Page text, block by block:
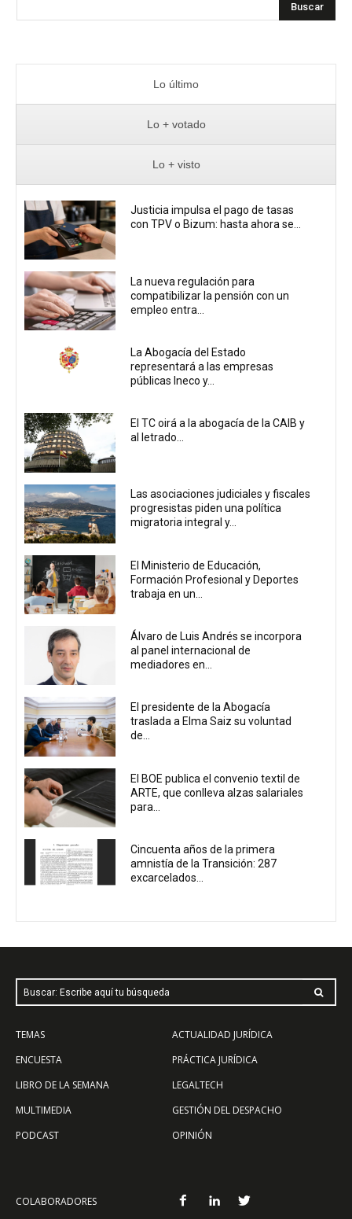
Buscar
Lo último
Lo + votado
Lo + visto
Justicia impulsa el pago de tasas
con TPV o Bizum: hasta ahora se...
La nueva regulación para
compatibilizar la pensión con un
empleo entra...
La Abogacía del Estado
representará a las empresas
públicas Ineco y...
El TC oirá a la abogacía de la CAIB y
al letrado...
Las asociaciones judiciales y fiscales
progresistas piden una política
migratoria integral y...
El Ministerio de Educación,
Formación Profesional y Deportes
trabaja en un...
Álvaro de Luis Andrés se incorpora
al panel internacional de
mediadores en...
El presidente de la Abogacía
traslada a Elma Saiz su voluntad
de...
El BOE publica el convenio textil de
ARTE, que conlleva alzas salariales
para...
Cincuenta años de la primera
amnistía de la Transición: 287
excarcelados...
Buscar: Escribe aquí tu búsqueda
TEMAS
ENCUESTA
LIBRO DE LA SEMANA
MULTIMEDIA
PODCAST
ACTUALIDAD JURÍDICA
PRÁCTICA JURÍDICA
LEGALTECH
GESTIÓN DEL DESPACHO
OPINIÓN
COLABORADORES